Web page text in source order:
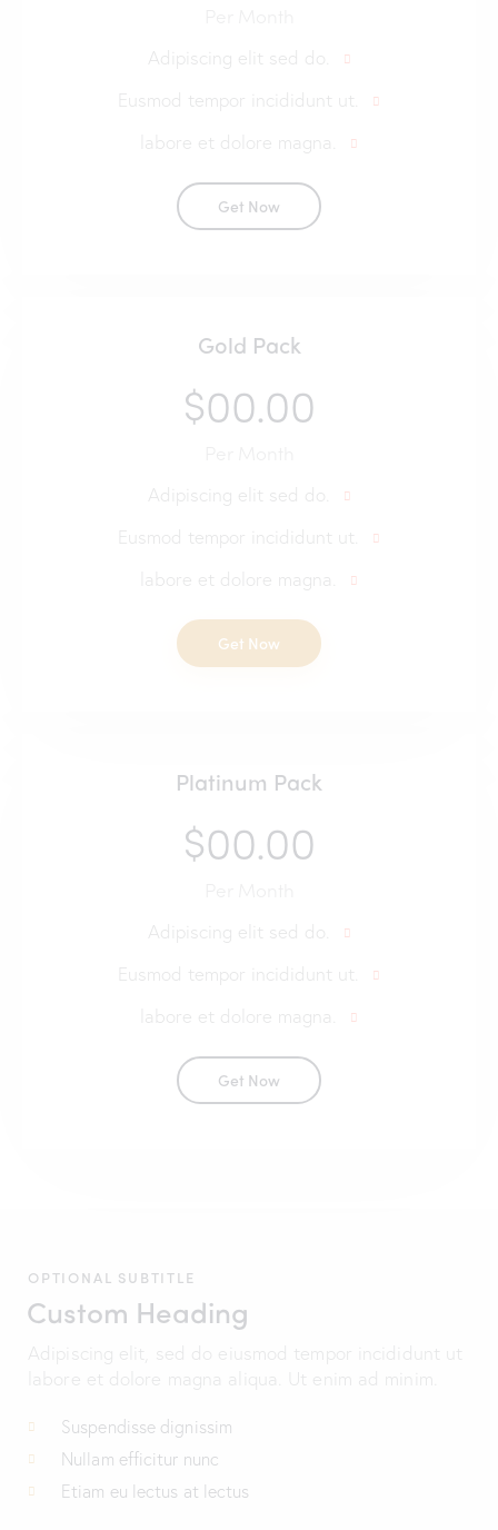
Adipiscing elit sed do.
Eusmod tempor incididunt ut.
labore et dolore magna.
Get Now
Gold Pack
$00.00
Adipiscing elit sed do.
Eusmod tempor incididunt ut.
labore et dolore magna.
Get Now
Platinum Pack
$00.00
Adipiscing elit sed do.
Eusmod tempor incididunt ut.
labore et dolore magna.
Get Now
OPTIONAL SUBTITLE
Custom Heading
Adipiscing elit, sed do eiusmod tempor incididunt ut
labore et dolore magna aliqua. Ut enim ad minim.
Suspendisse dignissim
Nullam efficitur nunc
Etiam eu lectus at lectus